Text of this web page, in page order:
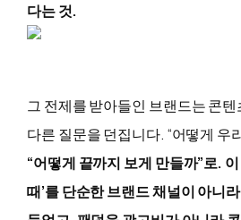
다는 것.
그 전제를 받아들인 브랜드는 콘
다른 질문을 던집니다. “어떻게 우
“어떻게 끝까지 보게 만들까”로.
때’를 단순한 브랜드 채널이 아니